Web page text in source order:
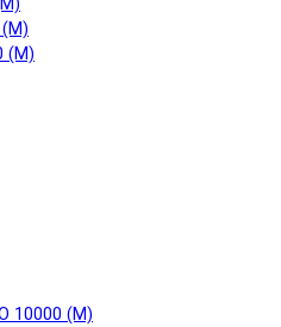
(М)
(М)
10000 (М)